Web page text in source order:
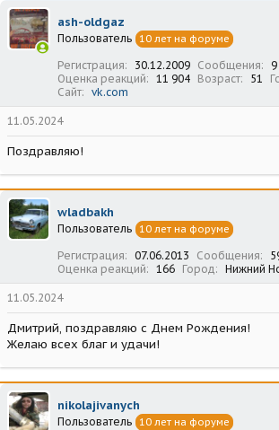
ash-oldgaz
Пользователь 10 лет на форуме
Регистрация 30.12.2009 Сообщения
9
Оценка реакций
11 904 Возраст 51
Сайт
vk.com
11.05.2024
Поздравляю!
wladbakh
Пользователь 10 лет на форуме
Регистрация 07.06.2013 Сообщения
Оценка реакций
166 Город Нижний
11.05.2024
Дмитрий, поздравляю с Днем Рождения!
Желаю всех благ и удачи!
nikolajivanych
Пользователь 10 лет на форуме